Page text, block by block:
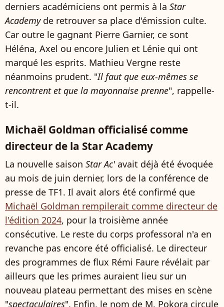
derniers académiciens ont permis à la Star
Academyde retrouver sa place d'émission culte.
Car outre le gagnant Pierre Garnier, ce sont
Héléna, Axel ou encore Julien et Lénie qui ont
marqué les esprits. Mathieu Vergne reste
néanmoins prudent. "Il faut que eux-mêmes se
rencontrent et que la mayonnaise prenne", rappelle-
t-il.
Michaël Goldman officialisé comme
directeur de la Star Academy
La nouvelle saison Star Ac'avait déjà été évoquée
au mois de juin dernier, lors de la conférence de
presse de TF1. Il avait alors été confirmé que
Michaël Goldman rempilerait comme directeur de
l'édition 2024, pour la troisième année
consécutive. Le reste du corps professoral n'a en
revanche pas encore été officialisé. Le directeur
des programmes de flux Rémi Faure révélait par
ailleurs que les primes auraient lieu sur un
nouveau plateau permettant des mises en scène
"spectaculaires". Enfin, le nom de M. Pokora circule